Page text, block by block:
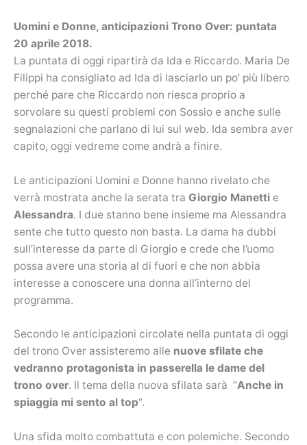
Uomini e Donne, anticipazioni Trono Over: puntata
20 aprile 2018.
La puntata di oggi ripartirà da Ida e Riccardo. Maria De
Filippi ha consigliato ad Ida di lasciarlo un po’ più libero
perché pare che Riccardo non riesca proprio a
sorvolare su questi problemi con Sossio e anche sulle
segnalazioni che parlano di lui sul web. Ida sembra aver
capito, oggi vedreme come andrà a finire.
Le anticipazioni Uomini e Donne hanno rivelato che
verrà mostrata anche la serata tra Giorgio Manetti e
Alessandra. I due stanno bene insieme ma Alessandra
sente che tutto questo non basta. La dama ha dubbi
sull’interesse da parte di Giorgio e crede che l’uomo
possa avere una storia al di fuori e che non abbia
interesse a conoscere una donna all’interno del
programma.
Secondo le anticipazioni circolate nella puntata di oggi
del trono Over assisteremo alle nuove sfilate che
vedranno protagonista in passerella le dame del
trono over. Il tema della nuova sfilata sarà “Anche in
spiaggia mi sento al top“.
Una sfida molto combattuta e con polemiche. Secondo